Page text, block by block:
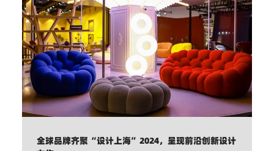
全球品牌齐聚“设计上海”2024，呈现前沿创新设计